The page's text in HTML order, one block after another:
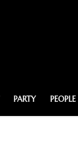
PARTY PEOPLE